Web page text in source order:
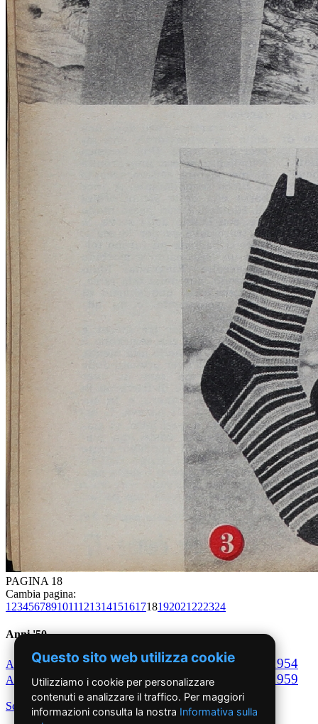
PAGINA 18
Cambia pagina:
1 23456789101112131415161718192021 222324
Anni '50
Anno1950Anno1951 Anno1952 Anno1953 1954
Anno 1955Anno1956 Anno1957Anno1958 1959
Scegli per decennio
Questo sito web utilizza cookie
Utilizziamo i cookie per personalizzare
contenuti e analizzare il traffico. Per maggiori
informazioni consulta la nostra Informativa sulla